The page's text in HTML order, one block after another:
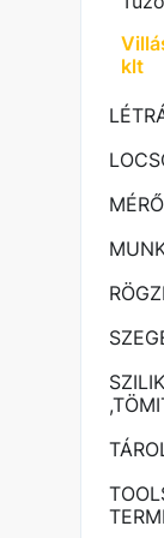
klt